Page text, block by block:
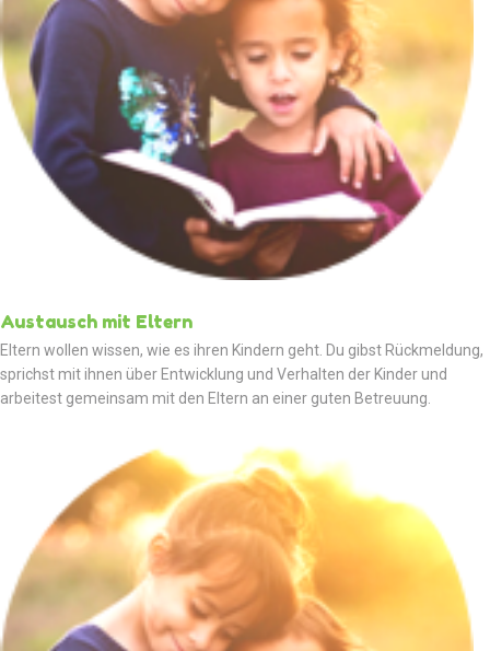
Austausch mit Eltern
Eltern wollen wissen, wie es ihren Kindern geht. Du gibst Rückmeldung,
sprichst mit ihnen über Entwicklung und Verhalten der Kinder und
arbeitest gemeinsam mit den Eltern an einer guten Betreuung.